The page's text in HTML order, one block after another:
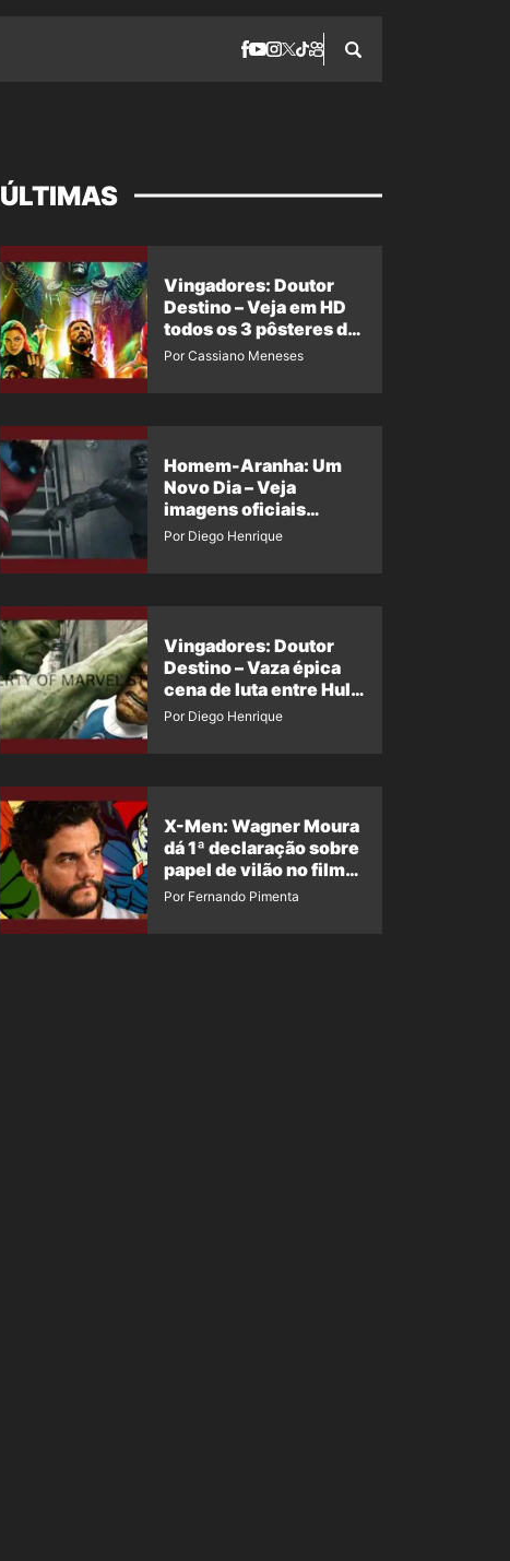
ÚLTIMAS
Vingadores: Doutor
Destino – Veja em HD
todos os 3 pôsteres de
‘Doomsday’ + 1 imagem
Por Cassiano Meneses
Homem-Aranha: Um
Novo Dia – Veja
imagens oficiais
descartadas do Hulk
Por Diego Henrique
Vingadores: Doutor
Destino – Vaza épica
cena de luta entre Hulk
e o Coisa
Por Diego Henrique
X-Men: Wagner Moura
dá 1ª declaração sobre
papel de vilão no filme
da Marvel
Por Fernando Pimenta